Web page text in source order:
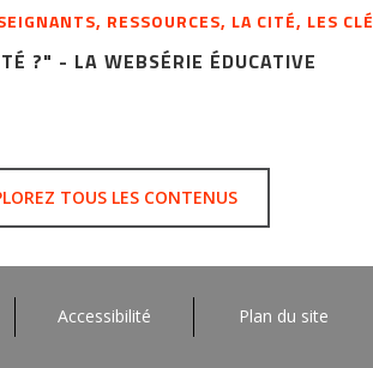
RESSOURCES, LA CITÉ, LES
?" - LA WEBSÉRIE ÉDUCATIVE
TOUS LES CONTENUS
Accessibilité Plan du site